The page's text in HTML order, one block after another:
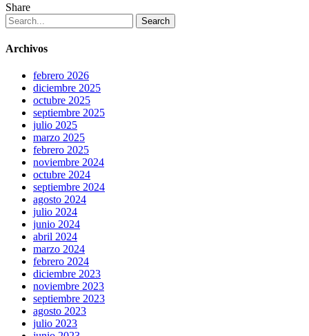
Share
Search
Archivos
febrero 2026
diciembre 2025
octubre 2025
septiembre 2025
julio 2025
marzo 2025
febrero 2025
noviembre 2024
octubre 2024
septiembre 2024
agosto 2024
julio 2024
junio 2024
abril 2024
marzo 2024
febrero 2024
diciembre 2023
noviembre 2023
septiembre 2023
agosto 2023
julio 2023